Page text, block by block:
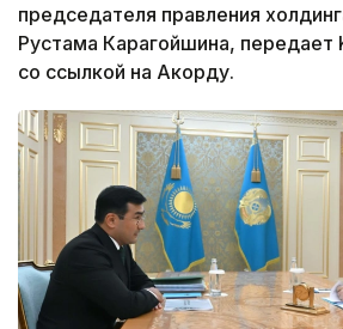
председателя правления
Рустама Карагойшина, передает
со ссылкой на Акорду.